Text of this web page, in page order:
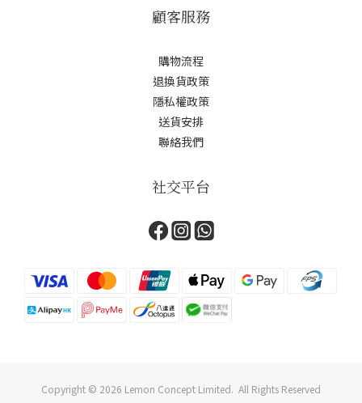
顧客服務
購物流程
退換貨政策
隱私權政策
送貨安排
聯絡我們
社交平台
Copyright © 2026 Lemon Concept Limited. All Rights Reserved